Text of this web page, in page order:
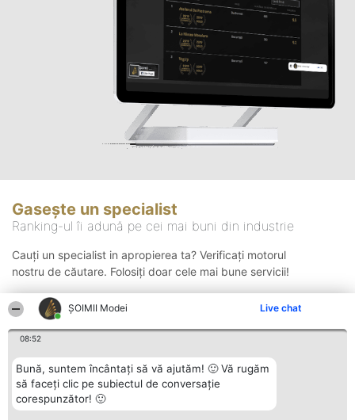
ȘOIMII Modei Live chat
08:52
Bună, suntem încântați să vă ajutăm! 🙂 Vă rugăm
să faceți clic pe subiectul de conversație
corespunzător! 🙂
Gasește un specialist
Ranking-ul îi adună pe cei mai buni din industrie
Cauți un specialist in apropierea ta? Verificați motorul
nostru de căutare. Folosiți doar cele mai bune servicii!